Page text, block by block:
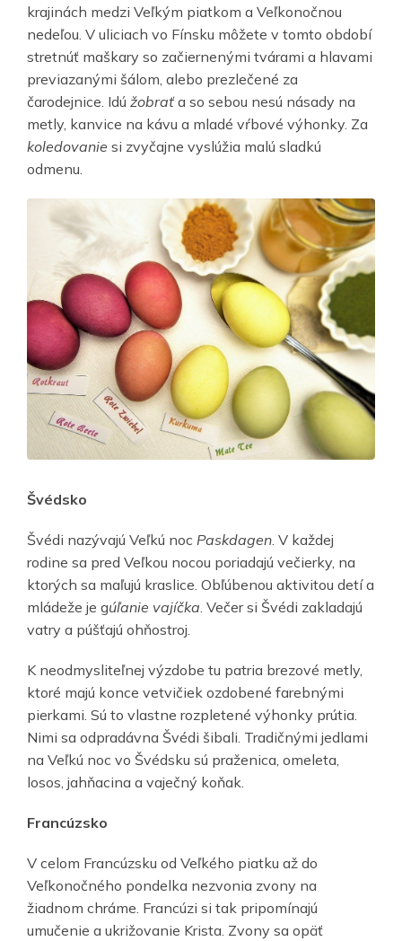
krajinách medzi Veľkým piatkom a Veľkonočnou
nedeľou. V uliciach vo Fínsku môžete v tomto období
stretnúť maškary so začiernenými tvárami a hlavami
previazanými šálom, alebo prezlečené za
čarodejnice. Idú žobrať a so sebou nesú násady na
metly, kanvice na kávu a mladé vŕbové výhonky. Za
koledovanie si zvyčajne vyslúžia malú sladkú
odmenu.
Švédsko
Švédi nazývajú Veľkú noc Paskdagen. V každej
rodine sa pred Veľkou nocou poriadajú večierky, na
ktorých sa maľujú kraslice. Obľúbenou aktivitou detí a
mládeže je gúľanie vajíčka. Večer si Švédi zakladajú
vatry a púšťajú ohňostroj.
K neodmysliteľnej výzdobe tu patria brezové metly,
ktoré majú konce vetvičiek ozdobené farebnými
pierkami. Sú to vlastne rozpletené výhonky prútia.
Nimi sa odpradávna Švédi šibali. Tradičnými jedlami
na Veľkú noc vo Švédsku sú praženica, omeleta,
losos, jahňacina a vaječný koňak.
Francúzsko
V celom Francúzsku od Veľkého piatku až do
Veľkonočného pondelka nezvonia zvony na
žiadnom chráme. Francúzi si tak pripomínajú
umučenie a ukrižovanie Krista. Zvony sa opäť